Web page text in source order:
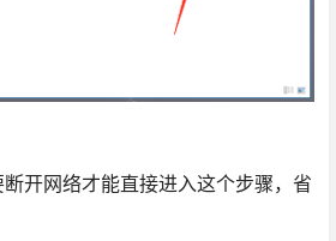
开网络才能直接进入这个步骤，省